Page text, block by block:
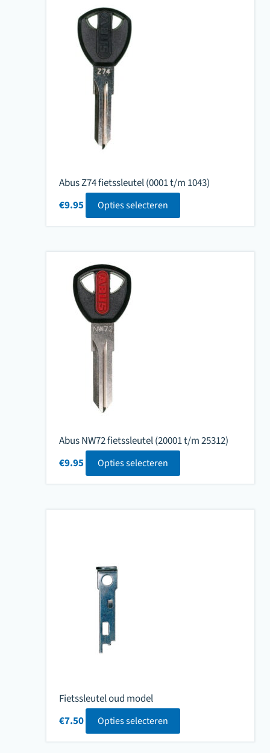
Abus Z74 fietssleutel (0001 t/m 1043)
€9.95 Opties selecteren
Abus NW72 fietssleutel (20001 t/m 25312)
€9.95 Opties selecteren
Fietssleutel oud model
€7.50 Opties selecteren